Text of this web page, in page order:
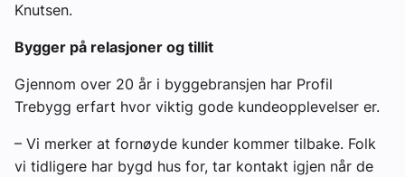
Knutsen.
Bygger på relasjoner og tillit
Gjennom over 20 år i byggebransjen har Profil
Trebygg erfart hvor viktig gode kundeopplevelser er.
– Vi merker at fornøyde kunder kommer tilbake. Folk
vi tidligere har bygd hus for, tar kontakt igjen når de